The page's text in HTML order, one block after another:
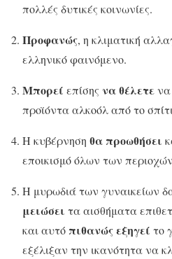
πολλές δυτικές κοινωνίες.
Προφανώς, η κλιματική
ελληνικό φαινόμενο.
Μπορεί επίσης να θέλετε
προϊόντα αλκοόλ από το
Η κυβέρνηση θα προωθήσει
εποικισμό όλων των
Η μυρωδιά των γυναικείων
μειώσει τα αισθήματα
και αυτό πιθανώς εξηγεί το
εξέλιξαν την ικανότητα να